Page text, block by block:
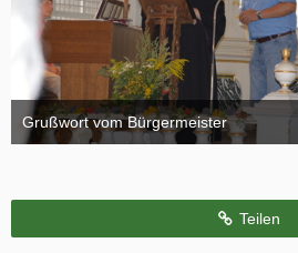
Grußwort vom Bürgermeister
18. August 2015
Teilen